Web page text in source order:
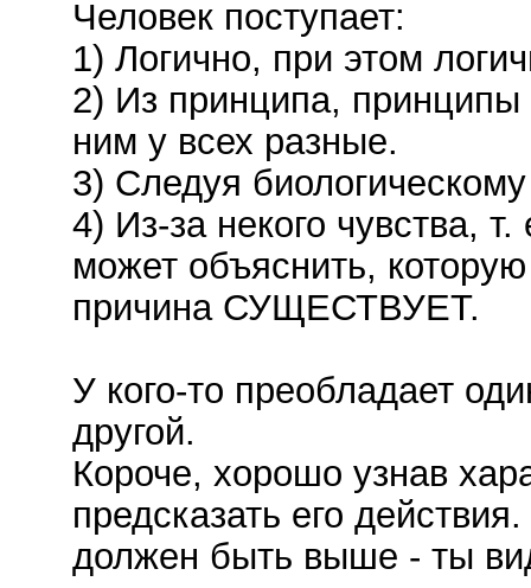
Человек поступает:
1) Логично, при этом
2) Из принципа, принципы
ним у всех разные.
3) Следуя биологическому
4) Из-за некого чувства,
может объяснить,
причина СУЩЕСТВУЕТ.
У кого-то преобладает
другой.
Короче, хорошо узнав
предсказать его
должен быть выше - ты